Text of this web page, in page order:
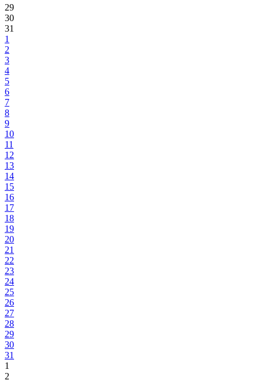
29
30
31
1
2
3
4
5
6
7
8
9
10
11
12
13
14
15
16
17
18
19
20
21
22
23
24
25
26
27
28
29
30
31
1
2